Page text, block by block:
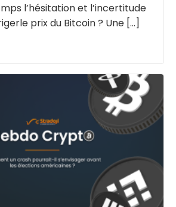
l’hésitation et l’incertitude
prix du Bitcoin ? Une [...]